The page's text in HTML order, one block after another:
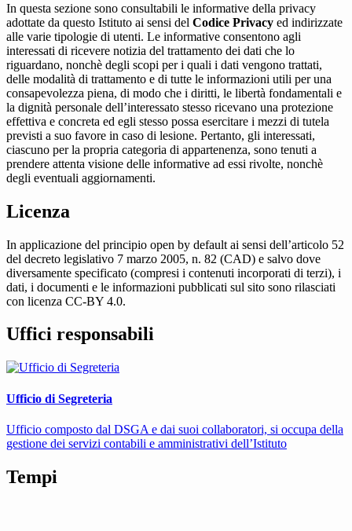
In questa sezione sono consultabili le informative della privacy
adottate da questo Istituto ai sensi del Codice Privacy ed indirizzate
alle varie tipologie di utenti. Le informative consentono agli
interessati di ricevere notizia del trattamento dei dati che lo
riguardano, nonchè degli scopi per i quali i dati vengono trattati,
delle modalità di trattamento e di tutte le informazioni utili per una
consapevolezza piena, di modo che i diritti, le libertà fondamentali e
la dignità personale dell’interessato stesso ricevano una protezione
effettiva e concreta ed egli stesso possa esercitare i mezzi di tutela
previsti a suo favore in caso di lesione. Pertanto, gli interessati,
ciascuno per la propria categoria di appartenenza, sono tenuti a
prendere attenta visione delle informative ad essi rivolte, nonchè
degli eventuali aggiornamenti.
Licenza
In applicazione del principio open by default ai sensi dell’articolo 52
del decreto legislativo 7 marzo 2005, n. 82 (CAD) e salvo dove
diversamente specificato (compresi i contenuti incorporati di terzi), i
dati, i documenti e le informazioni pubblicati sul sito sono rilasciati
con licenza CC-BY 4.0.
Uffici responsabili
Ufficio di Segreteria
Ufficio composto dal DSGA e dai suoi collaboratori, si occupa della
gestione dei servizi contabili e amministrativi dell’Istituto
Tempi